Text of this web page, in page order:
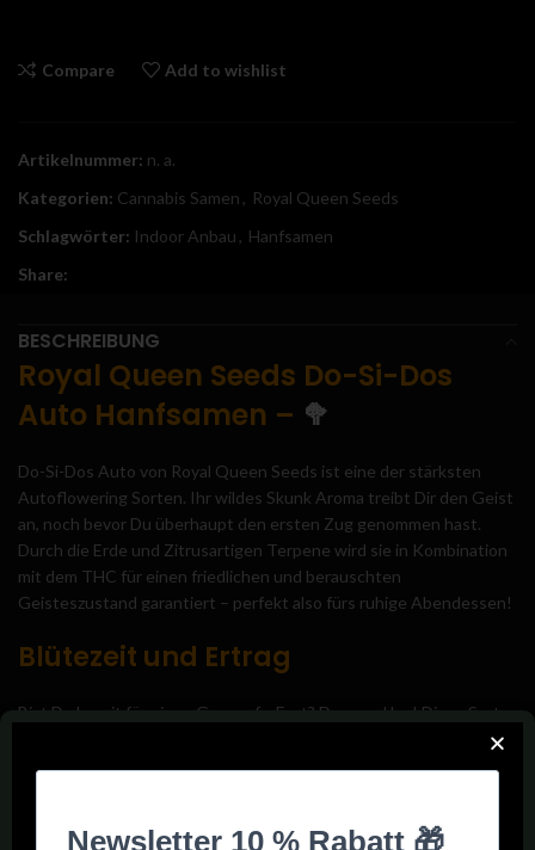
Compare Add to wishlist
Artikelnummer: n. a.
Kategorien: Cannabis Samen , Royal Queen Seeds
Schlagwörter: Indoor Anbau , Hanfsamen
Share:
BESCHREIBUNG
Royal Queen Seeds Do-Si-Dos
Auto Hanfsamen – 🥦
Do-Si-Dos Auto von Royal Queen Seeds ist eine der stärksten
Autoflowering Sorten. Ihr wildes Skunk Aroma treibt Dir den Geist
an, noch bevor Du überhaupt den ersten Zug genommen hast.
Durch die Erde und Zitrusartigen Terpene wird sie in Kombination
mit dem THC für einen friedlichen und berauschten
Geisteszustand garantiert – perfekt also fürs ruhige Abendessen!
Blütezeit und Ertrag
Bist Du bereit für einen Growsafe-Fact? Dann mal los! Diese Sorte
ist nicht nur zimperlich und robust, sondern auch für jeden Grow
einer Ausbeute von 350 bis 400g pro Quadratmeter bereit für die